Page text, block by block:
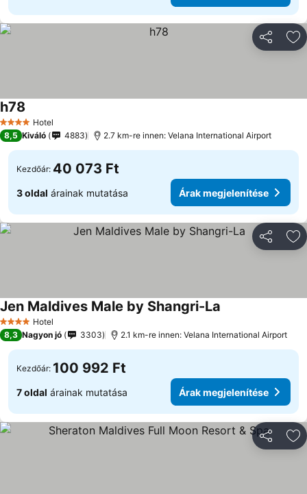
4 KategóriaHotel
h78
8,5 Kiváló 4883 2.7 km-re innen: Velana International Airport
Kezdőár: 40 073 Ft
3 oldal árainak mutatása Árak megjelenítése
4 KategóriaHotel
Jen Maldives Male by Shangri-La
8,3 Nagyon jó 3303 2.1 km-re innen: Velana International Airport
Kezdőár: 100 992 Ft
7 oldal árainak mutatása Árak megjelenítése